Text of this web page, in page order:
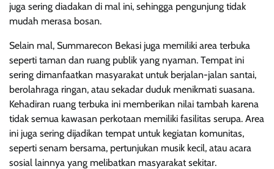
juga sering diadakan di mal ini, sehingga pengunjung tidak
mudah merasa bosan.
Selain mal, Summarecon Bekasi juga memiliki area terbuka
seperti taman dan ruang publik yang nyaman. Tempat ini
sering dimanfaatkan masyarakat untuk berjalan-jalan santai,
berolahraga ringan, atau sekadar duduk menikmati suasana.
Kehadiran ruang terbuka ini memberikan nilai tambah karena
tidak semua kawasan perkotaan memiliki fasilitas serupa. Area
ini juga sering dijadikan tempat untuk kegiatan komunitas,
seperti senam bersama, pertunjukan musik kecil, atau acara
sosial lainnya yang melibatkan masyarakat sekitar.